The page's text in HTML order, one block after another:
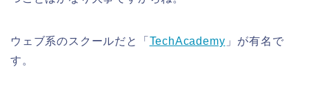
ウェブ系のスクールだと「 TechAcademy 」が有名で
す。